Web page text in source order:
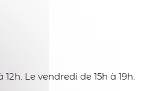
Le vendredi de 15h à 19h.